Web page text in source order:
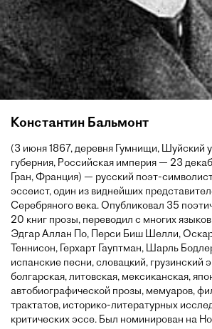
Константин Бальмонт
(3 июня 1867, деревня Гумнищи, Шуйский
губерния, Российская империя — 23
Гран, Франция) — русский поэт-
эссеист, один из виднейших
Серебряного века. Опубликовал 35
20 книг прозы, переводил с многих
Эдгар Аллан По, Перси Биш Шелли,
Теннисон, Герхарт Гауптман, Шарль
испанские песни, словацкий, грузинский
болгарская, литовская, мексиканская,
автобиографической прозы, мемуаров,
трактатов, историко-литературных
критических эссе. Был номинирован на